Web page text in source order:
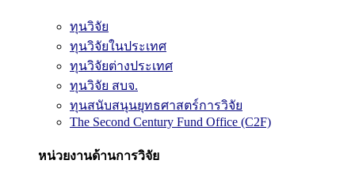
ทุนวิจัย
ทุนวิจัยในประเทศ
ทุนวิจัยต่างประเทศ
ทุนวิจัย สบจ.
ทุนสนับสนุนยุทธศาสตร์การวิจัย
The Second Century Fund Office (C2F)
หน่วยงานด้านการวิจัย